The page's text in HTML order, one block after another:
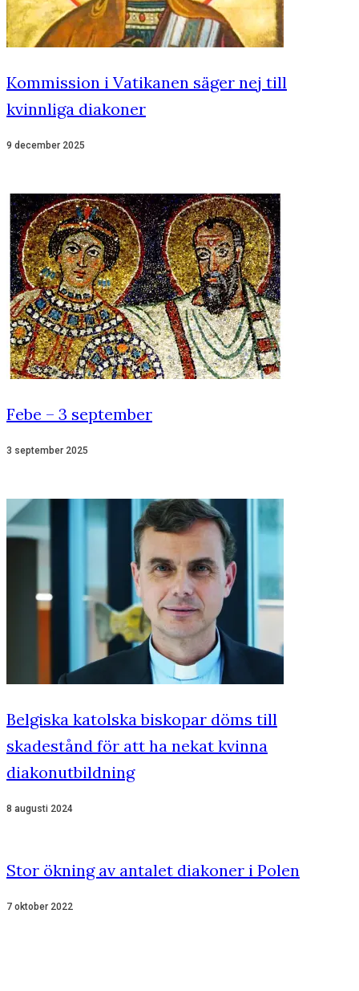
Kommission i Vatikanen säger nej till
kvinnliga diakoner
9 december 2025
Febe – 3 september
3 september 2025
Belgiska katolska biskopar döms till
skadestånd för att ha nekat kvinna
diakonutbildning
8 augusti 2024
Stor ökning av antalet diakoner i Polen
7 oktober 2022